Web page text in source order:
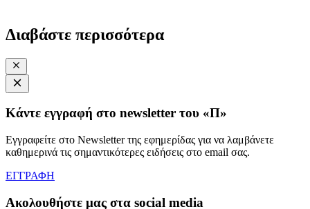
Διαβάστε περισσότερα
Κάντε εγγραφή στο newsletter του «Π»
Εγγραφείτε στο Newsletter της εφημερίδας για να λαμβάνετε
καθημερινά τις σημαντικότερες ειδήσεις στο email σας.
ΕΓΓΡΑΦΗ
Ακολουθήστε μας στα social media